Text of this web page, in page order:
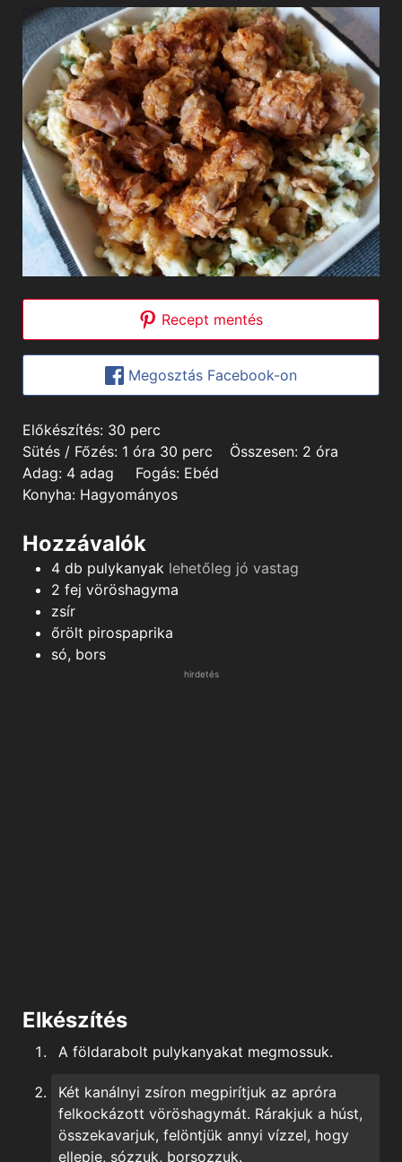
Recept mentés
Megosztás Facebook-on
Előkészítés: 30minutes
perc
Sütés / Főzés: 1hour
óra 30minutes
perc Összesen: 2 hours
óra
Adag: 4 adag Fogás: Ebéd
Konyha: Hagyományos
Hozzávalók
4 db pulykanyak lehetőleg jó vastag
2 fej vöröshagyma
zsír
őrölt pirospaprika
só, bors
hirdetés
Elkészítés
A földarabolt pulykanyakat megmossuk.
Két kanálnyi zsíron megpirítjuk az apróra
felkockázott vöröshagymát. Rárakjuk a húst,
összekavarjuk, felöntjük annyi vízzel, hogy
ellepje, sózzuk, borsozzuk.